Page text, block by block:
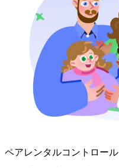
ペアレンタルコントロール